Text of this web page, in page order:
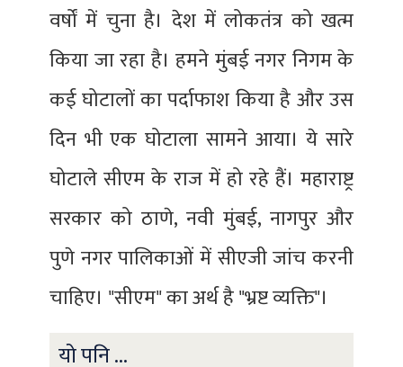
वर्षों में चुना है। देश में लोकतंत्र को खत्म
किया जा रहा है। हमने मुंबई नगर निगम के
कई घोटालों का पर्दाफाश किया है और उस
दिन भी एक घोटाला सामने आया। ये सारे
घोटाले सीएम के राज में हो रहे हैं। महाराष्ट्र
सरकार को ठाणे, नवी मुंबई, नागपुर और
पुणे नगर पालिकाओं में सीएजी जांच करनी
चाहिए। "सीएम" का अर्थ है "भ्रष्ट व्यक्ति"।
यो पनि ...